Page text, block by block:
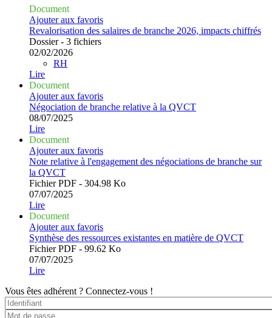
Document
Ajouter aux favoris
Revalorisation des salaires de branche 2026, impacts chiffrés
Dossier - 3 fichiers
02/02/2026
RH
Lire
Document
Ajouter aux favoris
Négociation de branche relative à la QVCT
08/07/2025
Lire
Document
Ajouter aux favoris
Note relative à l'engagement des négociations de branche sur
la QVCT
Fichier PDF - 304.98 Ko
07/07/2025
Lire
Document
Ajouter aux favoris
Synthèse des ressources existantes en matière de QVCT
Fichier PDF - 99.62 Ko
07/07/2025
Lire
Vous êtes adhérent ? Connectez-vous !